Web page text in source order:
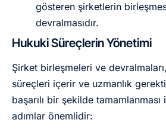
gösteren şirketlerin
devralmasıdır.
Hukuki Süreçlerin Yönetimi
Şirket birleşmeleri ve
süreçleri içerir ve uzmanlık
başarılı bir şekilde tamamlanması
adımlar önemlidir: